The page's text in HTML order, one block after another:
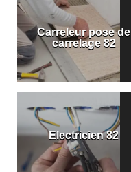
Carreleur pose de
carrelage 82
Electricien 82